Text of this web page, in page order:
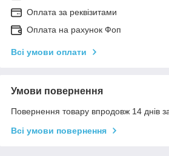
Оплата за реквізитами
Оплата на рахунок Фоп
Всі умови оплати
Умови повернення
Повернення товару впродовж 14 днів
Всі умови повернення